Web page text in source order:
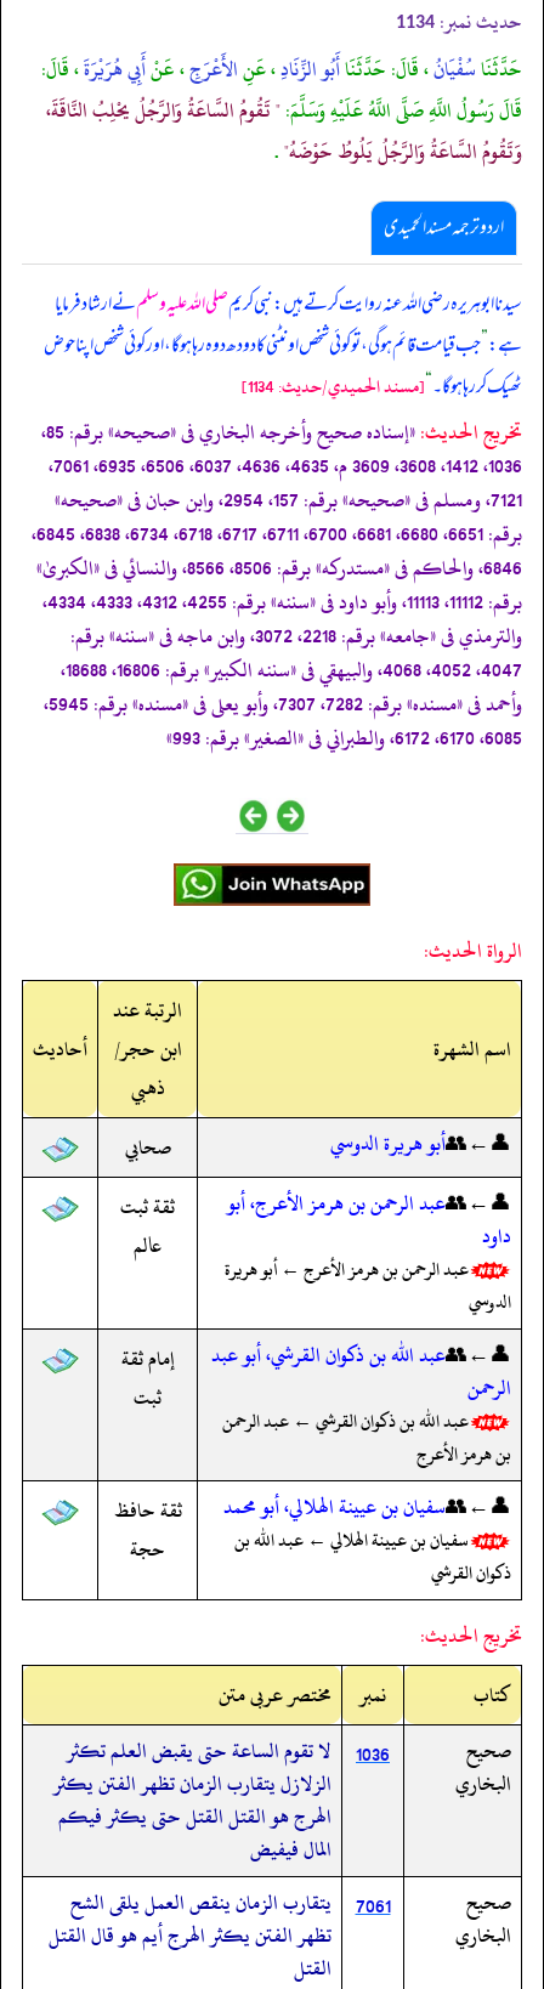
حدیث نمبر: 1134
حَدَّثَنَاسُفْيَانُ، قَالَ: حَدَّثَنَاأَبُو الزِّنَادِ، عَنِالأَعْرَجِ، عَنْأَبِي هُرَيْرَةَ، قَالَ:
قَالَ رَسُولُ اللَّهِ صَلَّى اللَّهُ عَلَيْهِ وَسَلَّمَ:" تَقُومُ السَّاعَةُ وَالرَّجُلُ يحْلِبُ النَّاقَةَ،
وَتَقُومُ السَّاعَةُ وَالرَّجُلُ يَلُوطُ حَوْضَهُ".
اردو ترجمہ مسند الحمیدی
سیدنا ابوہریرہ رضی اللہ عنہ روایت کرتے ہیں: نبی کریمصلی اللہ علیہ وسلمنے ارشاد فرمایا
ہے:”جب قیامت قائم ہوگی، تو کوئی شخص اونٹنی کا دودھ دوہ رہا ہوگا، اور کوئی شخص اپنا حوض
ٹھیک کر رہا ہوگا۔“[مسند الحميدي/حدیث: 1134]
تخریج الحدیث:«إسناده صحيح وأخرجه البخاري فى«صحيحه»
برقم: 85،
1036، 1412، 3608، 3609 م، 4635، 4636، 6037، 6506، 6935، 7061،
7121، ومسلم فى
«صحيحه»برقم: 157، 2954، وابن حبان فى
«صحيحه»
برقم: 6651، 6680، 6681، 6700، 6711، 6717، 6718، 6734، 6838، 6845،
6846، والحاكم فى
«مستدركه»برقم: 8506، 8566، والنسائي فى
«الكبریٰ»
برقم: 11112، 11113، وأبو داود فى
«سننه»
برقم: 4255، 4312، 4333، 4334،
والترمذي فى«جامعه»برقم: 2218، 3072، وابن ماجه فى «سننه»برقم:
4047، 4052، 4068، والبيهقي فى
«سننه الكبير»
برقم: 16806، 18688،
وأحمد فى«مسنده»برقم: 7282، 7307، وأبو يعلى فى «مسنده»
برقم: 5945،
6085، 6170، 6172، والطبراني فى
«الصغير»برقم: 993»
الرواة الحديث:
اسم الشهرة
الرتبة عند
ابن حجر/
ذهبي
أحاديث
👤←👥أبو هريرة الدوسي
صحابي
👤←👥عبد الرحمن بن هرمز الأعرج، أبو
داود
عبد الرحمن بن هرمز الأعرج ← أبو هريرة
الدوسي
ثقة ثبت
عالم
👤←👥عبد الله بن ذكوان القرشي، أبو عبد
الرحمن
عبد الله بن ذكوان القرشي ← عبد الرحمن
بن هرمز الأعرج
إمام ثقة
ثبت
👤←👥سفيان بن عيينة الهلالي، أبو محمد
سفيان بن عيينة الهلالي ← عبد الله بن
ذكوان القرشي
ثقة حافظ
حجة
تخريج الحديث:
کتاب
نمبر
مختصر عربی متن
صحيح
البخاري
1036
لا تقوم الساعة حتى يقبض العلم تكثر
الزلازل يتقارب الزمان تظهر الفتن يكثر
الهرج هو القتل القتل حتى يكثر فيكم
المال فيفيض
صحيح
البخاري
7061
يتقارب الزمان ينقص العمل يلقى الشح
تظهر الفتن يكثر الهرج أيم هو قال القتل
القتل